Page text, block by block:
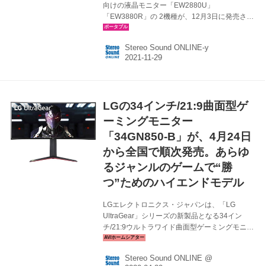
向けの液晶モニター「EW2880U」
「EW3880R」の 2機種が、12月3日に発売され
る。価格はオープンで、想定市場価格は
￥144,000前後。 EW2880Uは28インチ・4K、
EW3880Rはウルトラワイド湾曲タイプの37.5
いる。 再現色域は、HDRi・DCI-P3カバー率で
言うと、EW2880Uは90％、EW3880Rは95％
となり、鮮やかな色再...
Stereo Sound ONLINE-y
LGの34インチ/21:9曲面型ゲ
ーミングモニター
「34GN850-B」が、4月24日
から全国で順次発売。あらゆ
るジャンルのゲームで“勝
つ”ためのハイエンドモデル
LGエレクトロニクス・ジャパンは、「LG
UltraGear」シリーズの新製品となる34イン
チ/21:9ウルトラワイド曲面型ゲーミングモニタ
ー「34GN850-B」を、2020年4月24日（金）よ
￥119,800前後。 UltraGearシリーズは、LGの
Stereo Sound ONLINE @